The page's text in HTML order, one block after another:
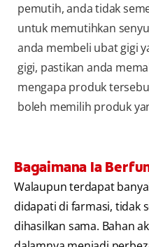
pemutih, anda tidak
untuk memutihkan
anda membeli ubat gigi
gigi, pastikan anda
mengapa produk
boleh memilih produk
Bagaimana Ia
Walaupun terdapat
didapati di farmasi, tidak
dihasilkan sama. Bahan